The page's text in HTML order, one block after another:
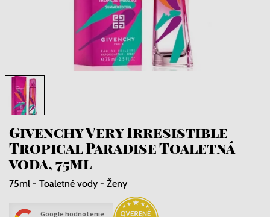
Givenchy Very Irresistible
Tropical Paradise Toaletná
voda, 75ml
75ml - Toaletné vody - Ženy
Google hodnotenie